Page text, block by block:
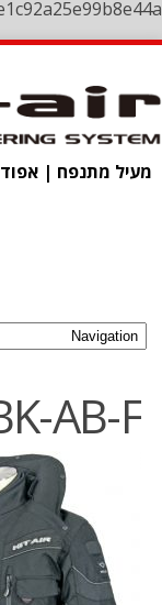
מעיל מתנפח | אפוד
AB-F